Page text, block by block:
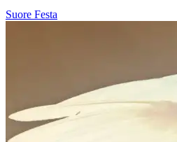
Suore Festa